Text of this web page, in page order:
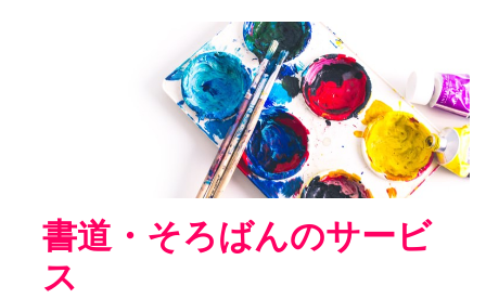
書道・そろばんのサービ
ス